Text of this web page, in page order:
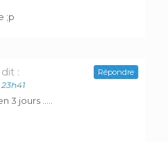
;p
dit :
3 jours …..
Répondre